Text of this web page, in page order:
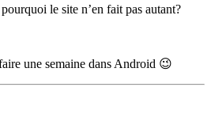
le site n’en fait pas autant?
une semaine dans Android 😉